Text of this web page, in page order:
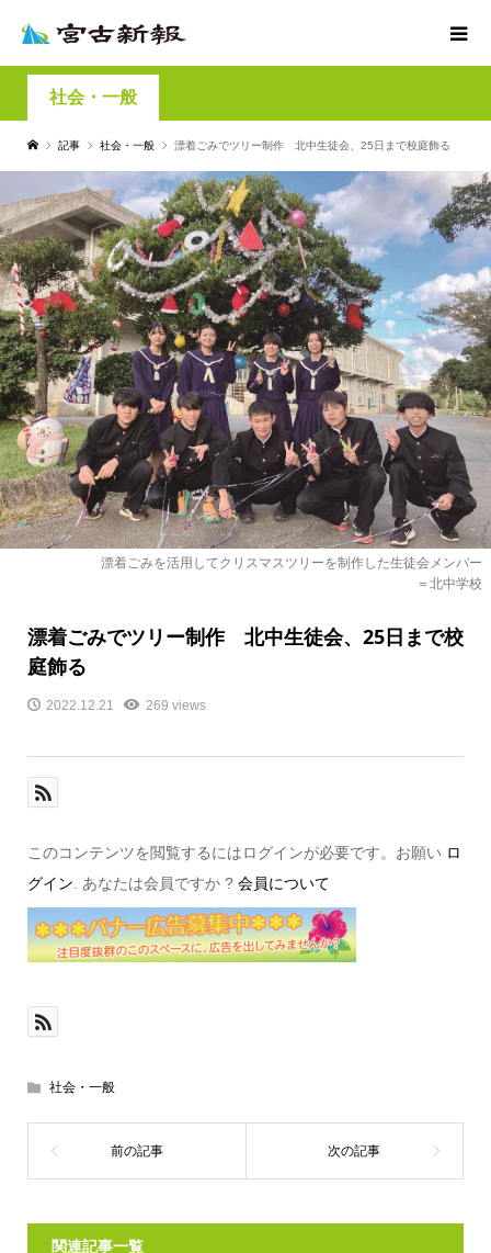
社会・一般
記事 社会・一般 漂着ごみでツリー制作 北中生徒会、25日まで校庭飾る
漂着ごみを活用してクリスマスツリーを制作した生徒会メンバー
＝北中学校
漂着ごみでツリー制作 北中生徒会、25日まで校
庭飾る
2022.12.21 269 views
このコンテンツを閲覧するにはログインが必要です。お願い ロ
グイン . あなたは会員ですか ? 会員について
社会・一般
関連記事一覧